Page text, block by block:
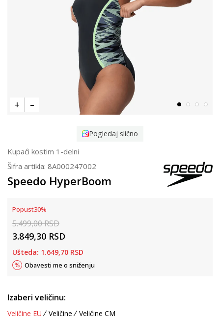
Pogledaj slično
Kupaći kostim 1-delni
Šifra artikla: 8A000247002
Speedo HyperBoom
Popust30%
5.499,00RSD
3.849,30 RSD
Ušteda: 1.649,70 RSD
Obavesti me o sniženju
Izaberi veličinu:
Veličine EU Veličine Veličine CM